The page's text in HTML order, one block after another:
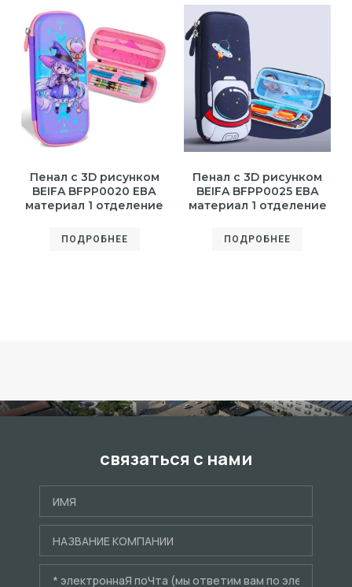
Пенал с 3D рисунком
BEIFA BFPP0020 ЕВА
материал 1 отделение
ПОДРОБНЕЕ
Пенал с 3D рисунком
BEIFA BFPP0025 ЕВА
материал 1 отделение
ПОДРОБНЕЕ
связаться с нами